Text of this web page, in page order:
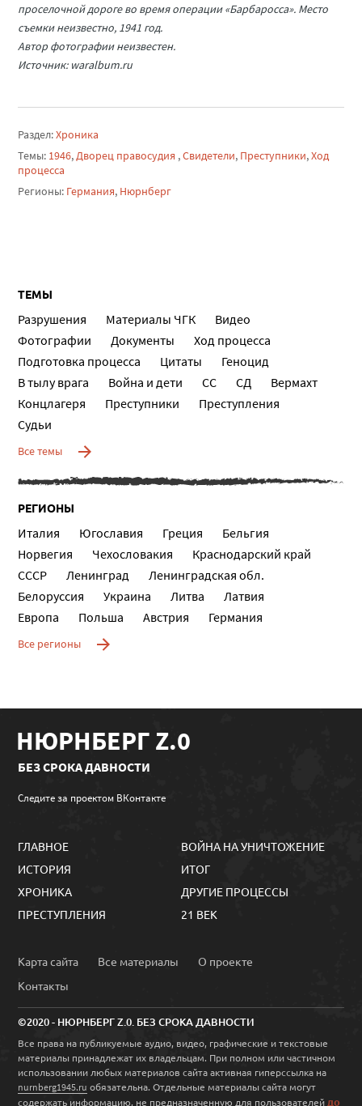
проселочной дороге во время операции «Барбаросса». Место
съемки неизвестно, 1941 год.
Автор фотографии неизвестен.
Источник: waralbum.ru
Раздел:Хроника
Темы: 1946,Дворец правосудия ,Свидетели, Преступники,Ход
процесса
Регионы: Германия, Нюрнберг
ТЕМЫ
Разрушения Материалы ЧГК
Видео
Фотографии
Документы
Ход процесса
Подготовка процесса
Цитаты
Геноцид
В тылу врага
Война и дети СС СД
Вермахт
Концлагеря
Преступники
Преступления
Судьи
Все темы
РЕГИОНЫ
Италия Югославия Греция
Бельгия
Норвегия
Чехословакия
Краснодарский край
СССР
Ленинград
Ленинградская обл.
Белоруссия
Украина Литва
Латвия
Европа
Польша Австрия Германия
Все регионы
НЮРНБЕРГ Z.0
БЕЗ СРОКА ДАВНОСТИ
Следите за проектом ВКонтакте
ГЛАВНОЕ
ИСТОРИЯ
ХРОНИКА
ПРЕСТУПЛЕНИЯ
ВОЙНА НА УНИЧТОЖЕНИЕ
ИТОГ
ДРУГИЕ ПРОЦЕССЫ
21 ВЕК
Карта сайта Все материалы
О проекте
Контакты
©2020 - НЮРНБЕРГ Z.0. БЕЗ СРОКА ДАВНОСТИ
Все права на публикуемые аудио, видео, графические и текстовые
материалы принадлежат их владельцам. При полном или частичном
использовании любых материалов сайта активная гиперссылка на
nurnberg1945.ru обязательна. Отдельные материалы сайта могут
содержать информацию, не предназначенную для пользователей до